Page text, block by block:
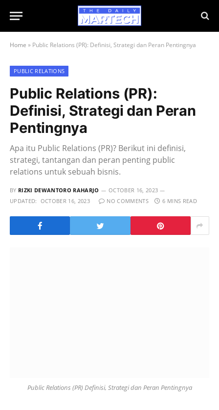
Home » Public Relations (PR): Definisi, Strategi dan Peran Pentingnya
PUBLIC RELATIONS
Public Relations (PR):
Definisi, Strategi dan Peran
Pentingnya
Apa itu Public Relations (PR)? Berikut ini definisi,
strategi, tantangan dan peran penting public
relations untuk sebuah bisnis.
BY RIZKI DEWANTORO RAHARJO
OCTOBER 16, 2023
UPDATED: OCTOBER 16, 2023 NO COMMENTS 6 MINS READ
Public Relations (PR) Definisi, Strategi dan Peran Pentingnya